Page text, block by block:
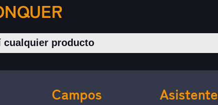
Buscar productos
Campos Asistente